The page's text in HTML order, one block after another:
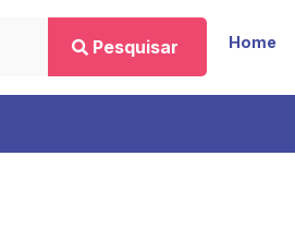
Pesquisar Home